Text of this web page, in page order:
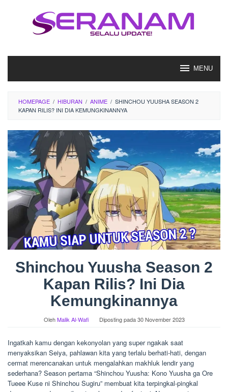
MENU
HOMEPAGE / HIBURAN / ANIME / SHINCHOU YUUSHA SEASON 2
KAPAN RILIS? INI DIA KEMUNGKINANNYA
Shinchou Yuusha Season 2
Kapan Rilis? Ini Dia
Kemungkinannya
OlehMalik Al-Wafi Diposting pada30 November 2023
Ingatkah kamu dengan kekonyolan yang super ngakak saat
menyaksikan Seiya, pahlawan kita yang terlalu berhati-hati, dengan
cermat merencanakan untuk mengalahkan makhluk lendir yang
sederhana? Season pertama “Shinchou Yuusha: Kono Yuusha ga Ore
Tueee Kuse ni Shinchou Sugiru” membuat kita terpingkal-pingkal